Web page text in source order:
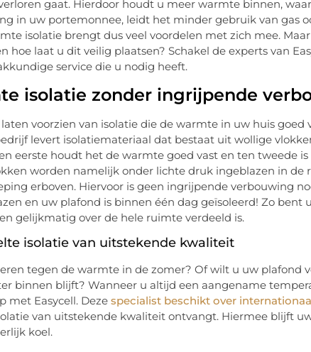
gaat. Hierdoor houdt u meer warmte binnen,
in uw portemonnee, leidt het minder gebruik van gas
isolatie brengt dus veel voordelen met zich mee.
hoe laat u dit veilig plaatsen? Schakel de experts van
service die u nodig heeft.
isolatie zonder ingrijpende
voorzien van isolatie die de warmte in uw huis goed
levert isolatiemateriaal dat bestaat uit wollige
eerste houdt het de warmte goed vast en ten tweede
worden namelijk onder lichte druk ingeblazen in de
erboven. Hiervoor is geen ingrijpende verbouwing
en uw plafond is binnen één dag geïsoleerd! Zo bent
gelijkmatig over de hele ruimte verdeeld is.
isolatie van uitstekende kwaliteit
tegen de warmte in de zomer? Of wilt u uw plafond
binnen blijft? Wanneer u altijd een aangename
met Easycell. Deze specialist beschikt over
van uitstekende kwaliteit ontvangt. Hiermee blijft
koel.